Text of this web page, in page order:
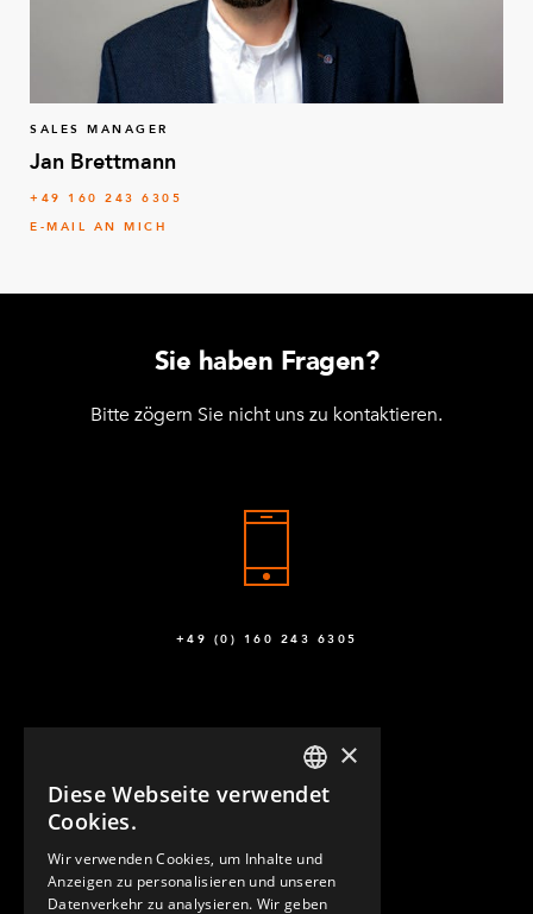
SALES MANAGER
Jan Brettmann
+49 160 243 6305
E-MAIL AN MICH
Sie haben Fragen?
Bitte zögern Sie nicht uns zu kontaktieren.
+49 (0) 160 243 6305
KONTAKT
ENGLISH
×
Diese Webseite verwendet
Cookies.
Wir verwenden Cookies, um Inhalte und
Anzeigen zu personalisieren und unseren
Datenverkehr zu analysieren. Wir geben